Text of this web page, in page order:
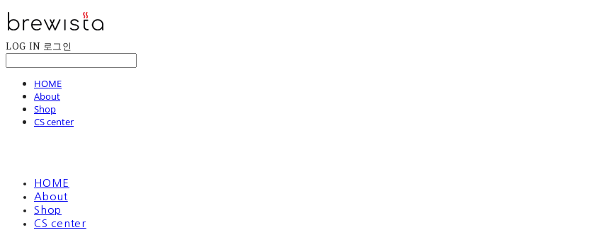
LOG IN 로그인
HOME
About
Shop
CS center
HOME
About
Shop
CS center